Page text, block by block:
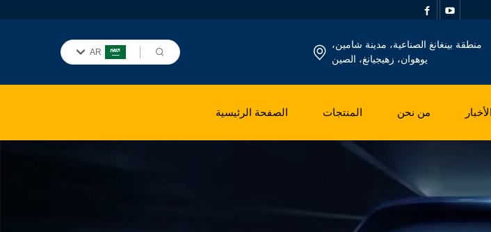
منطقة بينغانغ الصناعية، مدينة شامين،
يوهوان، زهيجيانغ، الصين
AR
الصفحة الرئيسية المنتجات من نحن الأخبار